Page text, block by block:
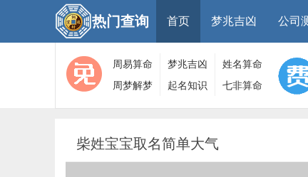
热门查询 首页 梦兆吉凶 公司
周易算命 梦兆吉凶
姓名算命
周梦解梦
大全
起名知识
算命
七非算命
网
柴姓宝宝取名简单大气